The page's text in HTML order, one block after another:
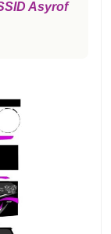
Asyrof